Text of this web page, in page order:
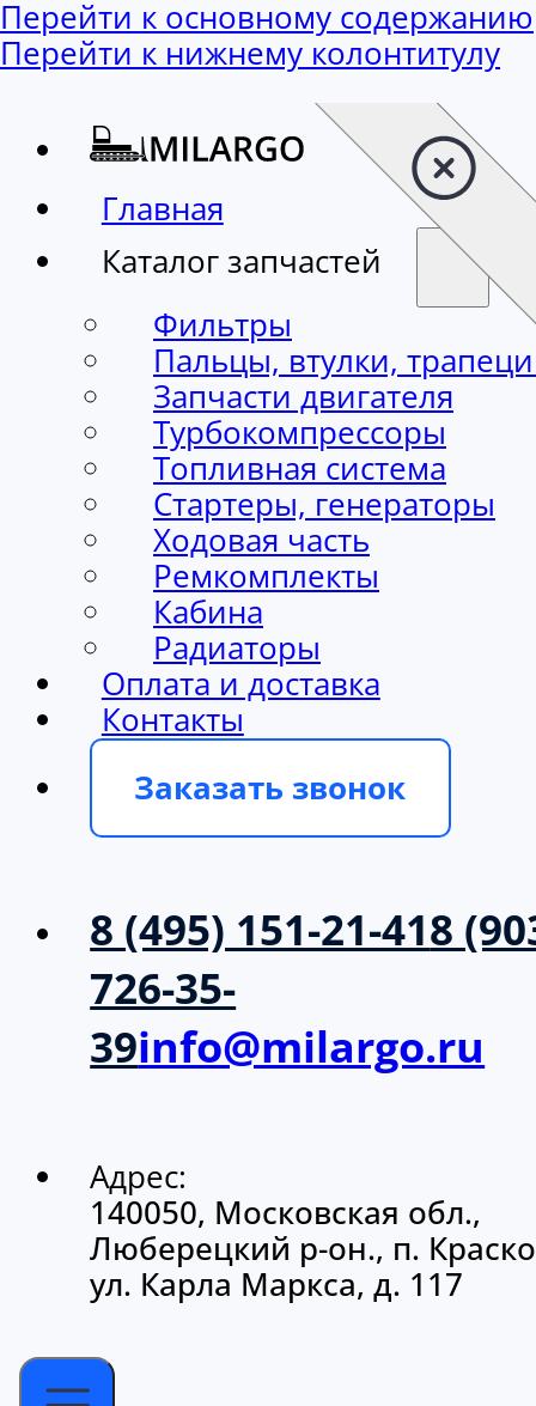
Перейти к основному содержанию
Перейти к нижнему колонтитулу
Главная
Каталог запчастей
Фильтры
Пальцы, втулки,
Запчасти двигателя
Турбокомпрессоры
Топливная система
Стартеры, генераторы
Ходовая часть
Ремкомплекты
Кабина
Радиаторы
Оплата и доставка
Контакты
Заказать звонок
8 (495) 151-21-418
726-35-
39info@milargo.ru
Адрес:
140050, Московская обл.,
Люберецкий р-он., п.
ул. Карла Маркса, д. 117